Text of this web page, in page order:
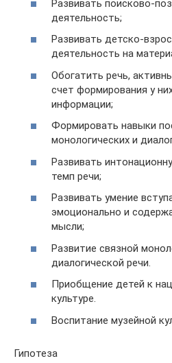
Развивать поисково-
деятельность;
Развивать детско-
деятельность на
Обогатить речь,
счет формирования у
информации;
Формировать навыки
монологических и
Развивать
темп речи;
Развивать умение
эмоционально и
мысли;
Развитие связной
диалогической речи.
Приобщение детей к
культуре.
Воспитание музейной
Гипотеза